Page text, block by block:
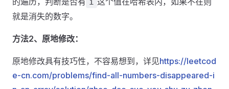
就是消失的数字。
方法2、原地修改：
原地修改具有技巧性，不容易想到，详见https://leetcod
e-cn.com/problems/find-all-numbers-disappeared-i